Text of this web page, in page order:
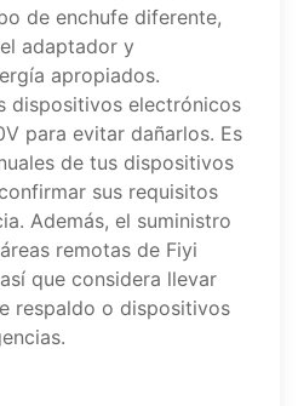
de enchufe diferente,
adaptador y
apropiados.
dispositivos electrónicos
para evitar dañarlos. Es
de tus dispositivos
sus requisitos
Además, el suministro
remotas de Fiyi
que considera llevar
respaldo o dispositivos